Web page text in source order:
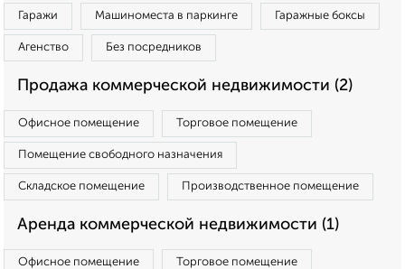
Гаражи Машиноместа в паркинге Гаражные боксы
Агенство Без посредников
Продажа коммерческой недвижимости (2)
Офисное помещение Торговое помещение
Помещение свободного назначения
Складское помещение Производственное помещение
Аренда коммерческой недвижимости (1)
Офисное помещение Торговое помещение